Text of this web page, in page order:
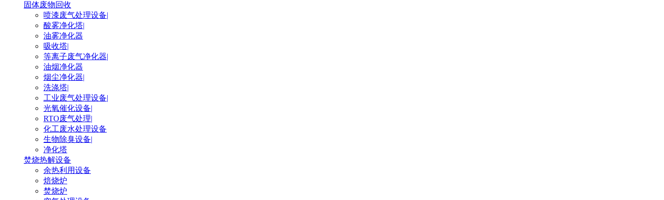
固体废物回收
喷漆废气处理设备|
酸雾净化塔|
油雾净化器
吸收塔|
等离子废气净化器|
油烟净化器
烟尘净化器|
洗涤塔|
工业废气处理设备|
光氧催化设备|
RTO废气处理|
化工废水处理设备
生物除臭设备|
净化塔
焚烧热解设备
余热利用设备
焙烧炉
焚烧炉